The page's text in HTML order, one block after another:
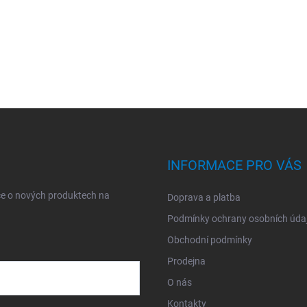
o nových produktech na
INFORMACE PRO VÁS
Doprava a platba
Podmínky ochrany osobních
Obchodní podmínky
Prodejna
O nás
Kontakty